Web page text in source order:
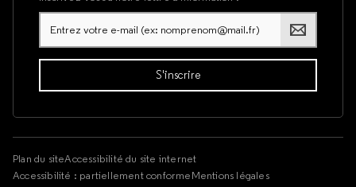
Plan du siteAccessibilité du site internet
Accessibilité : partiellement conformeMentions légales